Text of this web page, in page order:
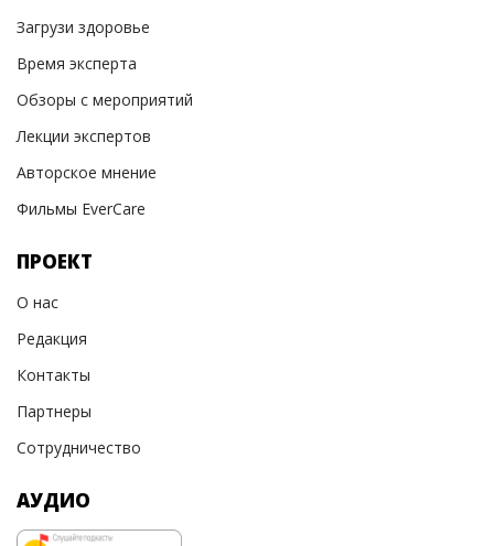
Загрузи здоровье
Время эксперта
Обзоры с мероприятий
Лекции экспертов
Авторское мнение
Фильмы EverCare
ПРОЕКТ
О нас
Редакция
Контакты
Партнеры
Сотрудничество
АУДИО